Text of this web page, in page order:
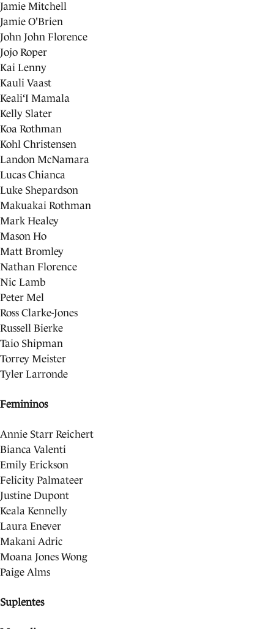
Jamie Mitchell
Jamie O'Brien
John John Florence
Jojo Roper
Kai Lenny
Kauli Vaast
Keali‘I Mamala
Kelly Slater
Koa Rothman
Kohl Christensen
Landon McNamara
Lucas Chianca
Luke Shepardson
Makuakai Rothman
Mark Healey
Mason Ho
Matt Bromley
Nathan Florence
Nic Lamb
Peter Mel
Ross Clarke-Jones
Russell Bierke
Taio Shipman
Torrey Meister
Tyler Larronde
Femininos
Annie Starr Reichert
Bianca Valenti
Emily Erickson
Felicity Palmateer
Justine Dupont
Keala Kennelly
Laura Enever
Makani Adric
Moana Jones Wong
Paige Alms
Suplentes